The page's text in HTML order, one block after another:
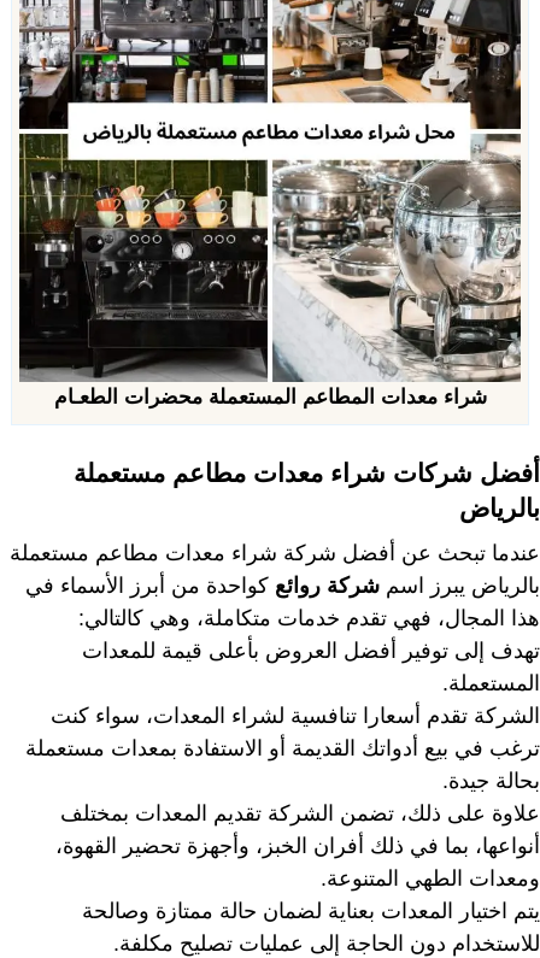
شراء معدات المطاعم المستعملة محضرات الطعـام
أفضل شركات شراء معدات مطاعم مستعملة
بالرياض
عندما تبحث عن أفضل شركة شراء معدات مطاعم مستعملة
بالرياض يبرز اسم شركة روائع كواحدة من أبرز الأسماء في
هذا المجال، فهي تقدم خدمات متكاملة، وهي كالتالي:
تهدف إلى توفير أفضل العروض بأعلى قيمة للمعدات
المستعملة.
الشركة تقدم أسعارا تنافسية لشراء المعدات، سواء كنت
ترغب في بيع أدواتك القديمة أو الاستفادة بمعدات مستعملة
بحالة جيدة.
علاوة على ذلك، تضمن الشركة تقديم المعدات بمختلف
أنواعها، بما في ذلك أفران الخبز، وأجهزة تحضير القهوة،
ومعدات الطهي المتنوعة.
يتم اختيار المعدات بعناية لضمان حالة ممتازة وصالحة
للاستخدام دون الحاجة إلى عمليات تصليح مكلفة.